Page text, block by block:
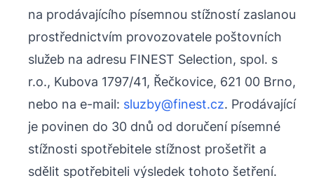
na prodávajícího písemnou stížností zaslanou
prostřednictvím provozovatele poštovních
služeb na adresu FINEST Selection, spol. s
r.o., Kubova 1797/41, Řečkovice, 621 00 Brno,
nebo na e-mail: sluzby@finest.cz. Prodávající
je povinen do 30 dnů od doručení písemné
stížnosti spotřebitele stížnost prošetřit a
sdělit spotřebiteli výsledek tohoto šetření.